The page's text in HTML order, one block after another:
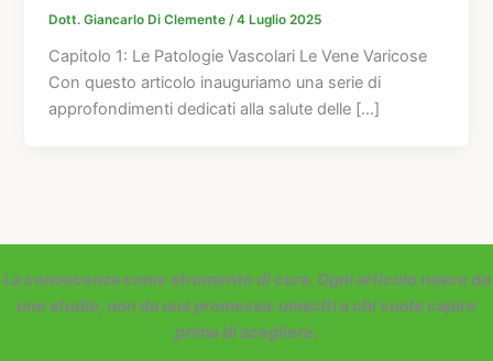
Dott. Giancarlo Di Clemente/4 Luglio 2025
Capitolo 1: Le Patologie Vascolari Le Vene Varicose
Con questo articolo inauguriamo una serie di
approfondimenti dedicati alla salute delle […]
La conoscenza come strumento di cura. Ogni articolo nasce da
uno studio, non da una promessa: unisciti a chi vuole capire
prima di scegliere.